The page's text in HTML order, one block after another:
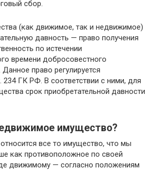
сбор.
(как движимое, так и недвижимое)
давность — право получения
по истечении
времени добросовестного
право регулируется
234 ГК РФ. В соответствии с ними, для
срок приобретательной давности
имущество?
все то имущество, что мы
как противоположное по своей
движимому — согласно положениям